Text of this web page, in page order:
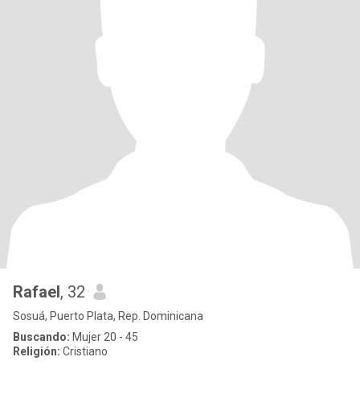
Rafael, 32
Sosuá, Puerto Plata, Rep. Dominicana
Buscando: Mujer 20 - 45
Religión: Cristiano